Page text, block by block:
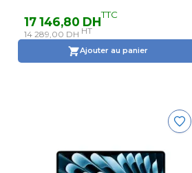
17 146,80 DHTTC
14 289,00 DH HT
Ajouter au panier